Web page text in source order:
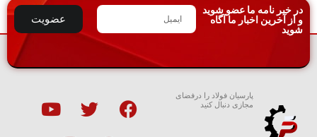
عضویت
در خبر نامه ما عضو شوید
و از آخرین اخبار ما آگاه
شوید
پارسیان فولاد را درفضای
مجازی دنبال کنید